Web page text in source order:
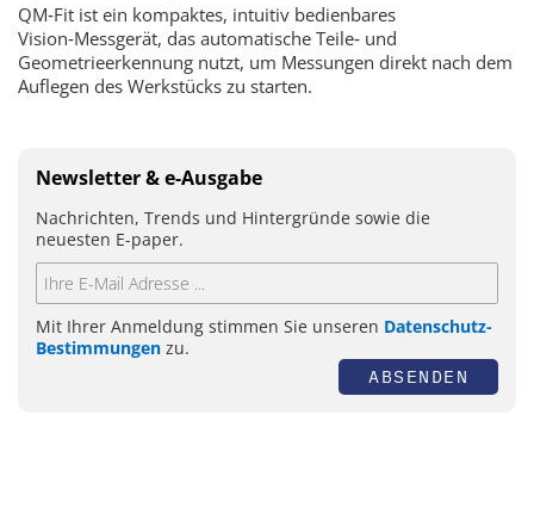
QM‑Fit ist ein kompaktes, intuitiv bedienbares
Vision‑Messgerät, das automatische Teile‑ und
Geometrieerkennung nutzt, um Messungen direkt nach dem
Auflegen des Werkstücks zu starten.
Newsletter & e-Ausgabe
Nachrichten, Trends und Hintergründe sowie die
neuesten E-paper.
Mit Ihrer Anmeldung stimmen Sie unseren Datenschutz-
Bestimmungen zu.
ABSENDEN